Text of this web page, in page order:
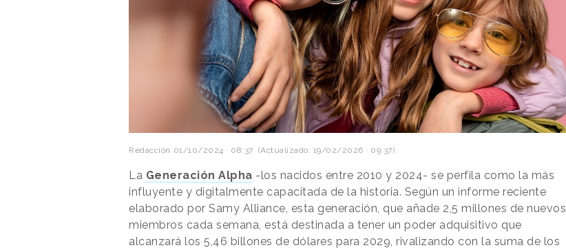
Redacción 01/10/2024 · 08:37 (Actualizado: 19/02/2026 · 09:37)
La Generación Alpha -los nacidos entre 2010 y 2024- se perfila como la más
influyente y digitalmente capacitada de la historia. Según un informe reciente
elaborado por Samy Alliance, esta generación, que añade 2,5 millones de nuevos
miembros cada semana, está destinada a tener un poder adquisitivo que
alcanzará los 5,46 billones de dólares para 2029, rivalizando con la suma de los